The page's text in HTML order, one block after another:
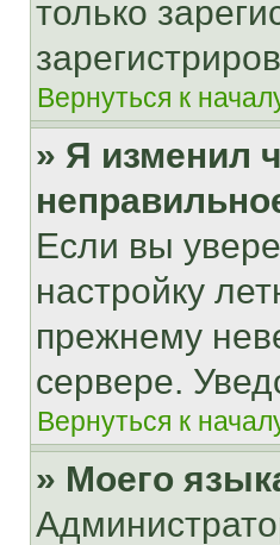
только
Вернуться к
» Я изменил
Если вы
настройку
прежнему
сервере.
Вернуться к
» Моего